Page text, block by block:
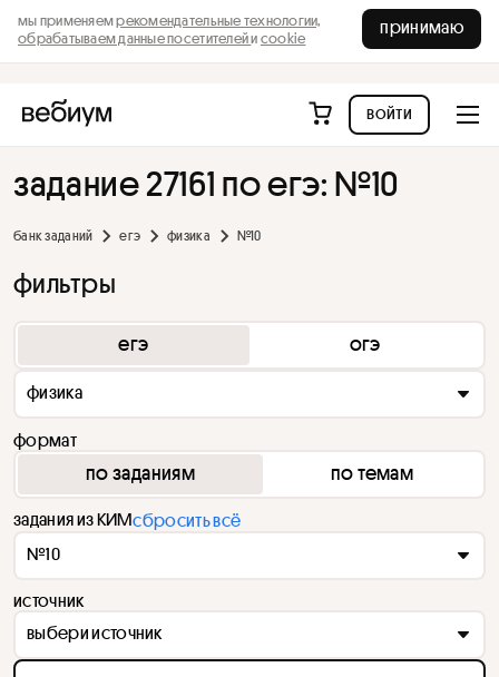
мы применяемрекомендательные технологии,
обрабатываем данные посетителейи cookie
принимаю
войти
задание 27161 по егэ: №10
банк заданий егэ физика №10
фильтры
егэ огэ
физика
формат
по заданиям по темам
задания из КИМсбросить всё
№10
источник
выбери источник